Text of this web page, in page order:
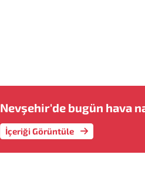
Nevşehir'de bugün hava
İçeriği Görüntüle